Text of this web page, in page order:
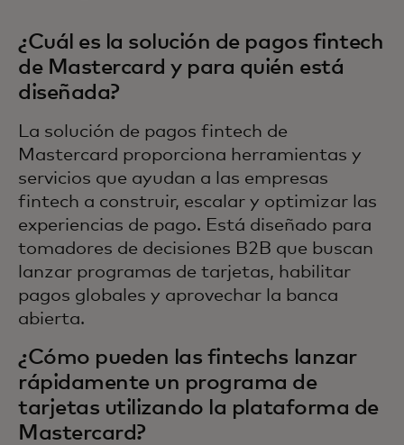
¿Cuál es la solución de pagos fintech
de Mastercard y para quién está
diseñada?
La solución de pagos fintech de
Mastercard proporciona herramientas y
servicios que ayudan a las empresas
fintech a construir, escalar y optimizar las
experiencias de pago. Está diseñado para
tomadores de decisiones B2B que buscan
lanzar programas de tarjetas, habilitar
pagos globales y aprovechar la banca
abierta.
¿Cómo pueden las fintechs lanzar
rápidamente un programa de
tarjetas utilizando la plataforma de
Mastercard?